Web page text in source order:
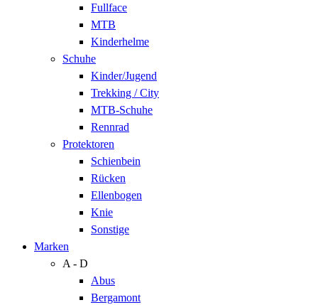
Fullface
MTB
Kinderhelme
Schuhe
Kinder/Jugend
Trekking / City
MTB-Schuhe
Rennrad
Protektoren
Schienbein
Rücken
Ellenbogen
Knie
Sonstige
Marken
A - D
Abus
Bergamont